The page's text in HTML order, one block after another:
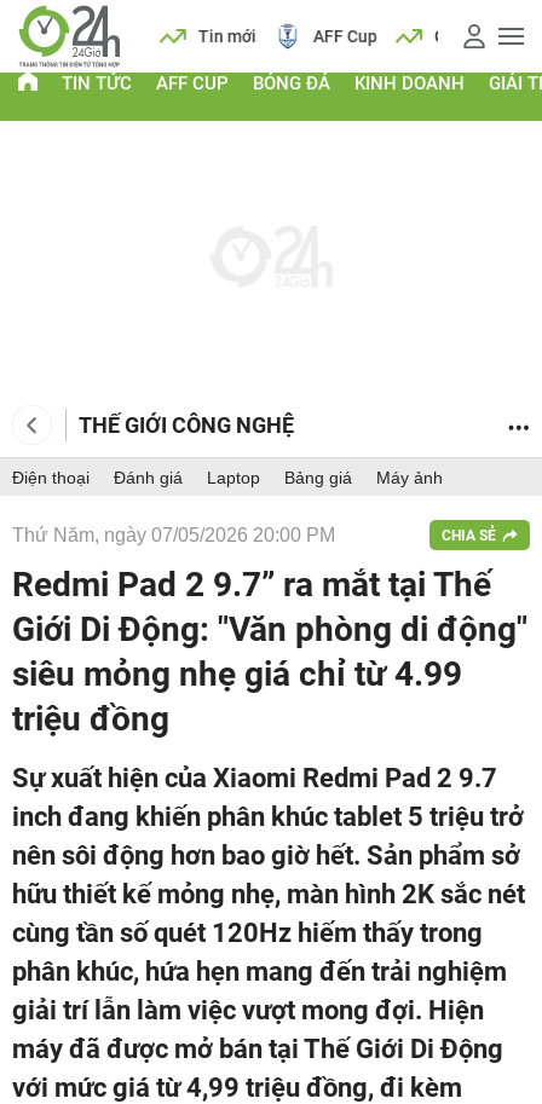
Lịch Tin mới AFF Cup Giá vàng
TIN TỨC AFF CUP BÓNG ĐÁ KINH DOANH GIẢI
THẾ GIỚI CÔNG NGHỆ
Điện thoại Đánh giá Laptop Bảng giá Máy ảnh
Thứ Năm, ngày 07/05/2026 20:00 PM CHIA SẺ
Redmi Pad 2 9.7” ra mắt tại Thế
Giới Di Động: "Văn phòng di động"
siêu mỏng nhẹ giá chỉ từ 4.99
triệu đồng
Sự xuất hiện của Xiaomi Redmi Pad 2 9.7
inch đang khiến phân khúc tablet 5 triệu trở
nên sôi động hơn bao giờ hết. Sản phẩm sở
hữu thiết kế mỏng nhẹ, màn hình 2K sắc nét
cùng tần số quét 120Hz hiếm thấy trong
phân khúc, hứa hẹn mang đến trải nghiệm
giải trí lẫn làm việc vượt mong đợi. Hiện
máy đã được mở bán tại Thế Giới Di Động
với mức giá từ 4,99 triệu đồng, đi kèm